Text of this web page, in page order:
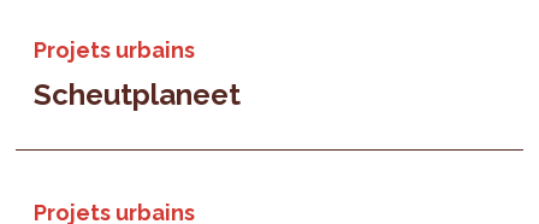
Projets urbains
Scheutplaneet
Projets urbains